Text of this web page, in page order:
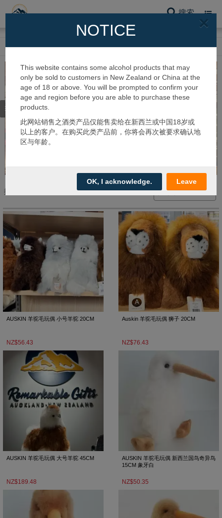
搜索
网站首页 纪念品系列
筛选类别
搜到 19 个产品
AUSKIN 羊驼毛玩偶 小号羊驼 20CM
NZ$56.43
Auskin 羊驼毛玩偶 狮子 20CM
NZ$76.43
AUSKIN 羊驼毛玩偶 大号羊驼 45CM
NZ$189.48
AUSKIN 羊驼毛玩偶 新西兰国鸟奇异鸟
15CM 象牙白
NZ$50.35
×
NOTICE
This website contains some alcohol products that may
only be sold to customers in New Zealand or China at the
age of 18 or above. You will be prompted to confirm your
age and region before you are able to purchase these
products.
此网站销售之酒类产品仅能售卖给在新西兰或中国18岁或
以上的客户。在购买此类产品前，你将会再次被要求确认地
区与年龄。
OK, I acknowledge. Leave